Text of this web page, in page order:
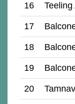
16
17
18
19
20